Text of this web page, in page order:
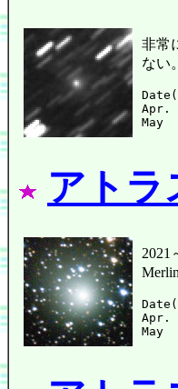
非常
ない
Apr.
アトラ
2021
Apr.